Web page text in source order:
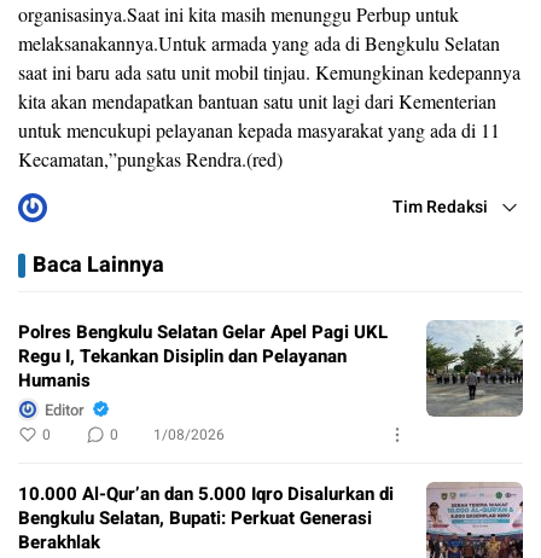
organisasinya.Saat ini kita masih menunggu Perbup untuk
melaksanakannya.Untuk armada yang ada di Bengkulu Selatan
saat ini baru ada satu unit mobil tinjau. Kemungkinan kedepannya
kita akan mendapatkan bantuan satu unit lagi dari Kementerian
untuk mencukupi pelayanan kepada masyarakat yang ada di 11
Kecamatan,”pungkas Rendra.(red)
Tim Redaksi
Baca Lainnya
Polres Bengkulu Selatan Gelar Apel Pagi UKL
Regu I, Tekankan Disiplin dan Pelayanan
Humanis
Editor
0 0 1/08/2026
10.000 Al-Qur’an dan 5.000 Iqro Disalurkan di
Bengkulu Selatan, Bupati: Perkuat Generasi
Berakhlak